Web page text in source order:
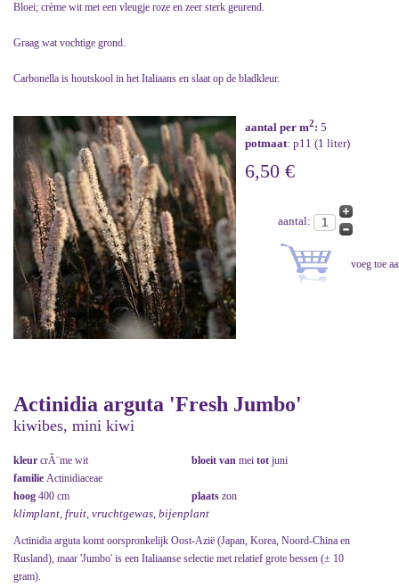
Bloei; crème wit met een vleugje roze en zeer sterk geurend.
Graag wat vochtige grond.
Carbonella is houtskool in het Italiaans en slaat op de bladkleur.
aantal per m2: 5
potmaat: p11 (1 liter)
6,50 €
aantal:
Actinidia arguta 'Fresh Jumbo'
kiwibes, mini kiwi
kleur crÃ¨me wit bloeit van mei tot juni
familie Actinidiaceae
hoog 400 cm plaats zon
klimplant, fruit, vruchtgewas, bijenplant
Actinidia arguta komt oorspronkelijk Oost-Azië (Japan, Korea, Noord-China en
Rusland), maar 'Jumbo' is een Italiaanse selectie met relatief grote bessen (± 10
gram).